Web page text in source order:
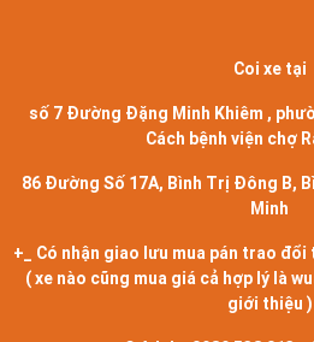
Coi xe tại
số 7 Đường Đặng Minh Khiêm ,
Cách bệnh viện chợ
86 Đường Số 17A, Bình Trị Đông B,
Minh
+_ Có nhận giao lưu mua pán trao
( xe nào cũng mua giá cả hợp lý là
giới thiệu )